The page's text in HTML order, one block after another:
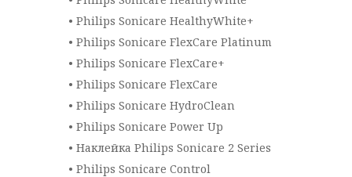
• Philips Sonicare HealthyWhite+
• Philips Sonicare FlexCare Platinum
• Philips Sonicare FlexCare+
• Philips Sonicare FlexCare
• Philips Sonicare HydroClean
• Philips Sonicare Power Up
• Наклейка Philips Sonicare 2 Series
• Philips Sonicare Control